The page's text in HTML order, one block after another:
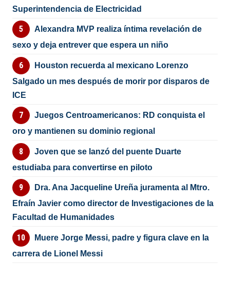
Superintendencia de Electricidad
Alexandra MVP realiza íntima revelación de
sexo y deja entrever que espera un niño
Houston recuerda al mexicano Lorenzo
Salgado un mes después de morir por disparos de
ICE
Juegos Centroamericanos: RD conquista el
oro y mantienen su dominio regional
Joven que se lanzó del puente Duarte
estudiaba para convertirse en piloto
Dra. Ana Jacqueline Ureña juramenta al Mtro.
Efraín Javier como director de Investigaciones de la
Facultad de Humanidades
Muere Jorge Messi, padre y figura clave en la
carrera de Lionel Messi